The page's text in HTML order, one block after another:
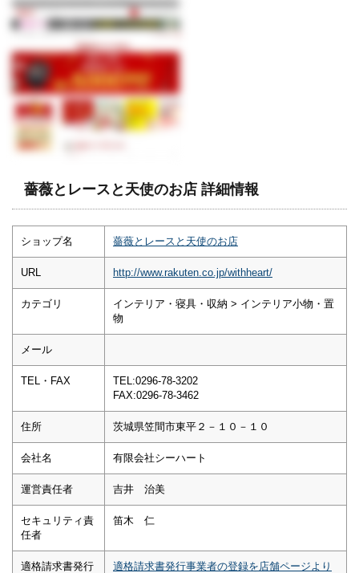
薔薇とレースと天使のお店 詳細情報
ショップ名 薔薇とレースと天使のお店
URL http://www.rakuten.co.jp/withheart/
カテゴリ
インテリア・寝具・収納 > インテリア小物・置
物
メール
TEL・FAX
TEL:0296-78-3202
FAX:0296-78-3462
住所 茨城県笠間市東平２－１０－１０
会社名 有限会社シーハート
運営責任者 吉井 治美
セキュリティ責
任者
笛木 仁
適格請求書発行
適格請求書発行事業者の登録を店舗ページより